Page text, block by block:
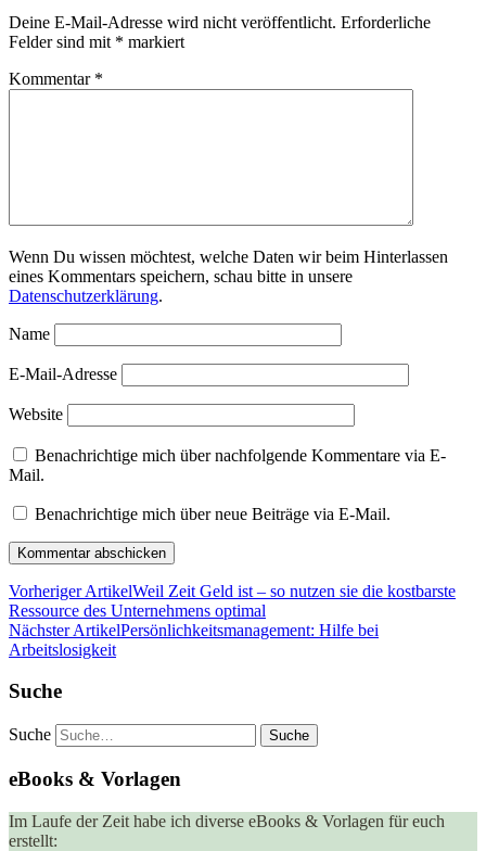
Deine E-Mail-Adresse wird nicht veröffentlicht. Erforderliche
Felder sind mit * markiert
Kommentar *
Wenn Du wissen möchtest, welche Daten wir beim Hinterlassen
eines Kommentars speichern, schau bitte in unsere
Datenschutzerklärung.
Name
E-Mail-Adresse
Website
Benachrichtige mich über nachfolgende Kommentare via E-
Mail.
Benachrichtige mich über neue Beiträge via E-Mail.
Vorheriger ArtikelWeil Zeit Geld ist – so nutzen sie die kostbarste
Ressource des Unternehmens optimal
Nächster ArtikelPersönlichkeitsmanagement: Hilfe bei
Arbeitslosigkeit
Suche
Suche
eBooks & Vorlagen
Im Laufe der Zeit habe ich diverse eBooks & Vorlagen für euch
erstellt: